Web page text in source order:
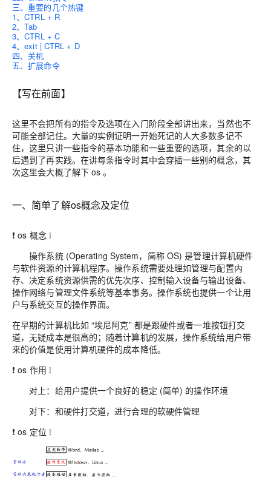
三、重要的几个热键
1、CTRL + R
2、Tab
3、CTRL + C
4、exit | CTRL + D
四、关机
五、扩展命令
【写在前面】
这里不会把所有的指令及选项在入门阶段全部讲出来，当然也不
可能全部记住。大量的实例证明一开始死记的人大多数多记不
住，这里只讲一些指令的基本功能和一些重要的选项，其余的以
后遇到了再实践。在讲每条指令时其中会穿插一些别的概念，其
次这里会大概了解下 os 。
一、简单了解os概念及定位
❗ os 概念 ❕
操作系统 (Operating System，简称 OS) 是管理计算机硬件
与软件资源的计算机程序。操作系统需要处理如管理与配置内
存、决定系统资源供需的优先次序、控制输入设备与输出设备、
操作网络与管理文件系统等基本事务。操作系统也提供一个让用
户与系统交互的操作界面。
在早期的计算机比如 “埃尼阿克” 都是跟硬件或者一堆按钮打交
道，无疑成本是很高的；随着计算机的发展，操作系统给用户带
来的价值是使用计算机硬件的成本降低。
❗ os 作用 ❕
对上：给用户提供一个良好的稳定 (简单) 的操作环境
对下：和硬件打交道，进行合理的软硬件管理
❗ os 定位 ❕